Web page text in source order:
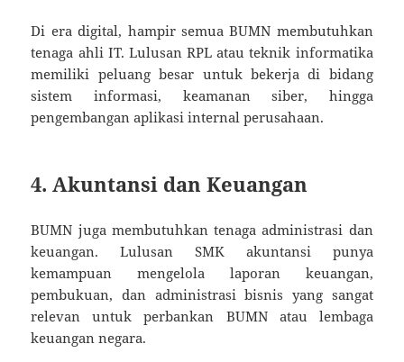
Di era digital, hampir semua BUMN membutuhkan
tenaga ahli IT. Lulusan RPL atau teknik informatika
memiliki peluang besar untuk bekerja di bidang
sistem informasi, keamanan siber, hingga
pengembangan aplikasi internal perusahaan.
4.Akuntansi dan Keuangan
BUMN juga membutuhkan tenaga administrasi dan
keuangan. Lulusan SMK akuntansi punya
kemampuan mengelola laporan keuangan,
pembukuan, dan administrasi bisnis yang sangat
relevan untuk perbankan BUMN atau lembaga
keuangan negara.